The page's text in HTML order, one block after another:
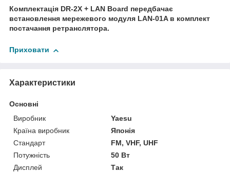
Комплектація DR-2X + LAN Board передбачає
встановлення мережевого модуля LAN-01A в комплект
постачання ретранслятора.
Приховати
Характеристики
Основні
Виробник
Yaesu
Країна виробник
Японія
Стандарт
FM, VHF, UHF
Потужність
50 Вт
Дисплей
Так